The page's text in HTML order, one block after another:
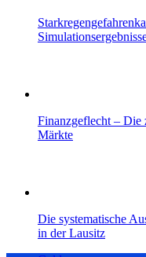
Finanzgeflecht – Die
Märkte
Die systematische
in der Lausitz